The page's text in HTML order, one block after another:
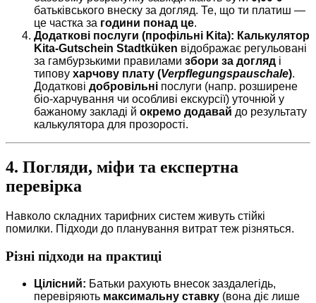
батьківського внеску за догляд. Те, що ти платиш —
це частка за години понад це.
Додаткові послуги (профільні Kita): Калькулятор
Kita-Gutschein Stadtküken відображає регульовані
за гамбурзькими правилами збори за догляд і
типову харчову плату (Verpflegungspauschale).
Додаткові добровільні послуги (напр. розширене
біо-харчування чи особливі екскурсії) уточнюй у
бажаному закладі й окремо додавай до результату
калькулятора для прозорості.
4. Погляди, міфи та експертна
перевірка
Навколо складних тарифних систем живуть стійкі
помилки. Підходи до планування витрат теж різняться.
Різні підходи на практиці
Цілісний: Батьки рахують внесок заздалегідь,
перевіряють максимальну ставку (вона діє лише